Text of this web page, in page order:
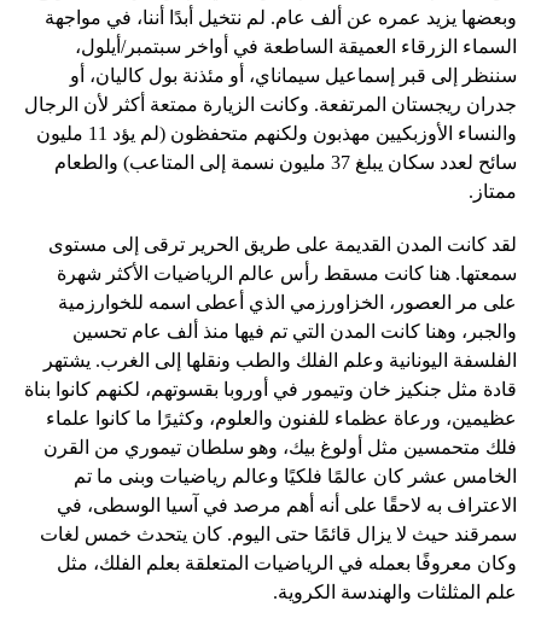
وبعضها يزيد عمره عن ألف عام. لم نتخيل أبدًا أننا، في مواجهة
السماء الزرقاء العميقة الساطعة في أواخر سبتمبر/أيلول،
سننظر إلى قبر إسماعيل سيماناي، أو مئذنة بول كاليان، أو
جدران ريجستان المرتفعة. وكانت الزيارة ممتعة أكثر لأن الرجال
والنساء الأوزبكيين مهذبون ولكنهم متحفظون (لم يؤد 11 مليون
سائح لعدد سكان يبلغ 37 مليون نسمة إلى المتاعب) والطعام
ممتاز.
لقد كانت المدن القديمة على طريق الحرير ترقى إلى مستوى
سمعتها. هنا كانت مسقط رأس عالم الرياضيات الأكثر شهرة
على مر العصور، الخزاورزمي الذي أعطى اسمه للخوارزمية
والجبر، وهنا كانت المدن التي تم فيها منذ ألف عام تحسين
الفلسفة اليونانية وعلم الفلك والطب ونقلها إلى الغرب. يشتهر
قادة مثل جنكيز خان وتيمور في أوروبا بقسوتهم، لكنهم كانوا بناة
عظيمين، ورعاة عظماء للفنون والعلوم، وكثيرًا ما كانوا علماء
فلك متحمسين مثل أولوغ بيك، وهو سلطان تيموري من القرن
الخامس عشر كان عالمًا فلكيًا وعالم رياضيات وبنى ما تم
الاعتراف به لاحقًا على أنه أهم مرصد في آسيا الوسطى، في
سمرقند حيث لا يزال قائمًا حتى اليوم. كان يتحدث خمس لغات
وكان معروفًا بعمله في الرياضيات المتعلقة بعلم الفلك، مثل
علم المثلثات والهندسة الكروية.